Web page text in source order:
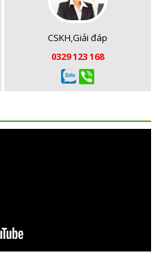
CSKH,Giải đáp
0329 123 168